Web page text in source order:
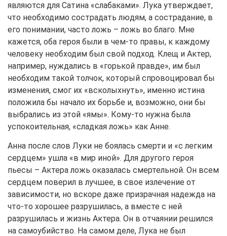
являются для Сатина «слабаками». Лука утверждает,
что необходимо сострадать людям, а сострадание, в
его понимании, часто ложь – ложь во благо. Мне
кажется, оба героя были в чем-то правы, к каждому
человеку необходим был свой подход. Клещ и Актер,
например, нуждались в «горькой правде», им был
необходим такой толчок, который спровоцировал бы
изменения, смог их «всколыхнуть», именно истина
положила бы начало их борьбе и, возможно, они бы
выбрались из этой «ямы». Кому-то нужна была
успокоительная, «сладкая ложь» как Анне.
Анна после слов Луки не боялась смерти и «с легким
сердцем» ушла «в мир иной». Для другого героя
пьесы – Актера ложь оказалась смертельной. Он всем
сердцем поверил в лучшее, в свое излечение от
зависимости, но вскоре даже призрачная надежда на
что-то хорошее разрушилась, а вместе с ней
разрушилась и жизнь Актера. Он в отчаянии решился
на самоубийство. На самом деле, Лука не был